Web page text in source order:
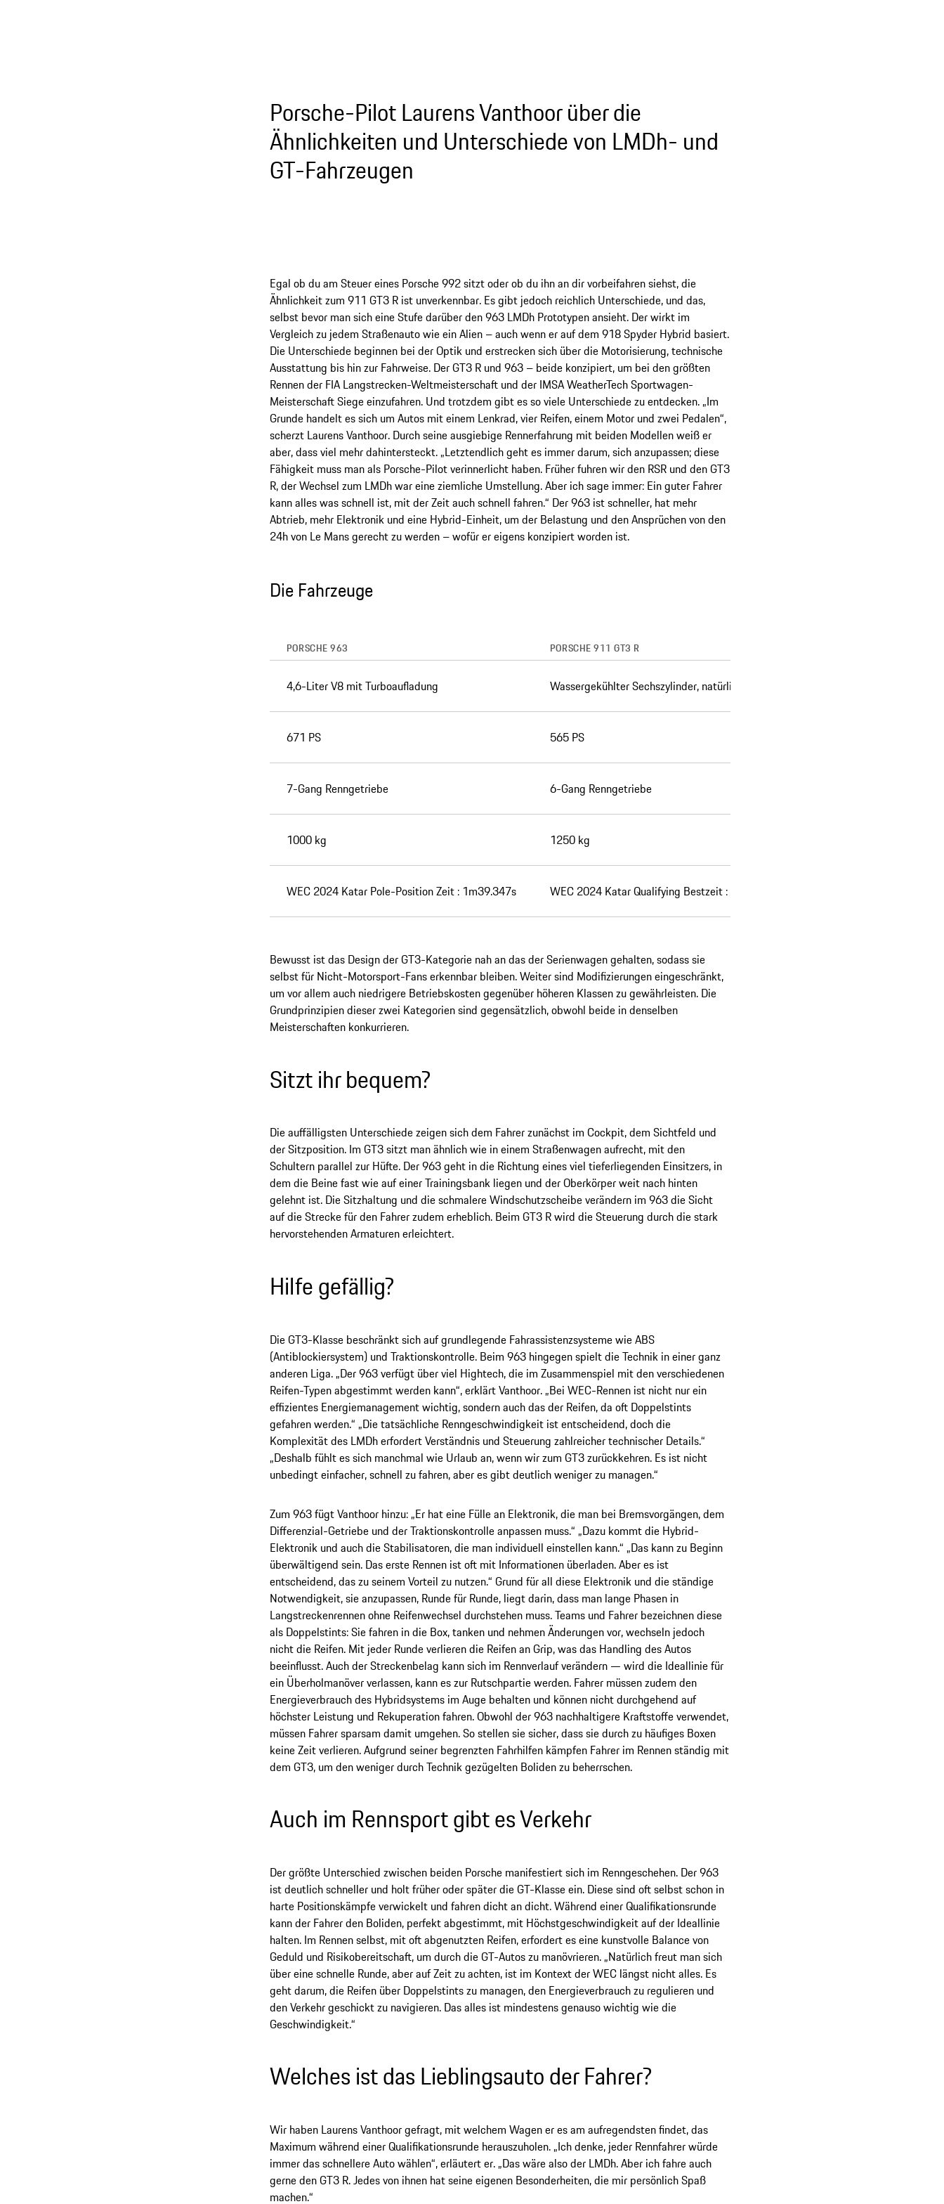
Porsche-Pilot Laurens Vanthoor über die
Ähnlichkeiten und Unterschiede von LMDh- und
GT-Fahrzeugen
Egal ob du am Steuer eines Porsche 992 sitzt oder ob du ihn an dir vorbeifahren siehst, die
Ähnlichkeit zum 911 GT3 R ist unverkennbar. Es gibt jedoch reichlich Unterschiede, und das,
selbst bevor man sich eine Stufe darüber den 963 LMDh Prototypen ansieht. Der wirkt im
Vergleich zu jedem Straßenauto wie ein Alien – auch wenn er auf dem 918 Spyder Hybrid basiert.
Die Unterschiede beginnen bei der Optik und erstrecken sich über die Motorisierung, technische
Ausstattung bis hin zur Fahrweise. Der GT3 R und 963 – beide konzipiert, um bei den größten
Rennen der FIA Langstrecken-Weltmeisterschaft und der IMSA WeatherTech Sportwagen-
Meisterschaft Siege einzufahren. Und trotzdem gibt es so viele Unterschiede zu entdecken. „Im
Grunde handelt es sich um Autos mit einem Lenkrad, vier Reifen, einem Motor und zwei Pedalen“,
scherzt Laurens Vanthoor. Durch seine ausgiebige Rennerfahrung mit beiden Modellen weiß er
aber, dass viel mehr dahintersteckt. „Letztendlich geht es immer darum, sich anzupassen; diese
Fähigkeit muss man als Porsche-Pilot verinnerlicht haben. Früher fuhren wir den RSR und den GT3
R, der Wechsel zum LMDh war eine ziemliche Umstellung. Aber ich sage immer: Ein guter Fahrer
kann alles was schnell ist, mit der Zeit auch schnell fahren.“ Der 963 ist schneller, hat mehr
Abtrieb, mehr Elektronik und eine Hybrid-Einheit, um der Belastung und den Ansprüchen von den
24h von Le Mans gerecht zu werden – wofür er eigens konzipiert worden ist.
Die Fahrzeuge
PORSCHE 963 PORSCHE 911 GT3 R
4,6-Liter V8 mit Turboaufladung Wassergekühlter Sechszylinder, natürlich aspiriert
671 PS 565 PS
7-Gang Renngetriebe 6-Gang Renngetriebe
1000 kg 1250 kg
WEC 2024 Katar Pole-Position Zeit : 1m39.347s WEC 2024 Katar Qualifying Bestzeit : 1m55.611s
Bewusst ist das Design der GT3-Kategorie nah an das der Serienwagen gehalten, sodass sie
selbst für Nicht-Motorsport-Fans erkennbar bleiben. Weiter sind Modifizierungen eingeschränkt,
um vor allem auch niedrigere Betriebskosten gegenüber höheren Klassen zu gewährleisten. Die
Grundprinzipien dieser zwei Kategorien sind gegensätzlich, obwohl beide in denselben
Meisterschaften konkurrieren.
Sitzt ihr bequem?
Die auffälligsten Unterschiede zeigen sich dem Fahrer zunächst im Cockpit, dem Sichtfeld und
der Sitzposition. Im GT3 sitzt man ähnlich wie in einem Straßenwagen aufrecht, mit den
Schultern parallel zur Hüfte. Der 963 geht in die Richtung eines viel tieferliegenden Einsitzers, in
dem die Beine fast wie auf einer Trainingsbank liegen und der Oberkörper weit nach hinten
gelehnt ist. Die Sitzhaltung und die schmalere Windschutzscheibe verändern im 963 die Sicht
auf die Strecke für den Fahrer zudem erheblich. Beim GT3 R wird die Steuerung durch die stark
hervorstehenden Armaturen erleichtert.
Hilfe gefällig?
Die GT3-Klasse beschränkt sich auf grundlegende Fahrassistenzsysteme wie ABS
(Antiblockiersystem) und Traktionskontrolle. Beim 963 hingegen spielt die Technik in einer ganz
anderen Liga. „Der 963 verfügt über viel Hightech, die im Zusammenspiel mit den verschiedenen
Reifen-Typen abgestimmt werden kann“, erklärt Vanthoor. „Bei WEC-Rennen ist nicht nur ein
effizientes Energiemanagement wichtig, sondern auch das der Reifen, da oft Doppelstints
gefahren werden.“ „Die tatsächliche Renngeschwindigkeit ist entscheidend, doch die
Komplexität des LMDh erfordert Verständnis und Steuerung zahlreicher technischer Details.“
„Deshalb fühlt es sich manchmal wie Urlaub an, wenn wir zum GT3 zurückkehren. Es ist nicht
unbedingt einfacher, schnell zu fahren, aber es gibt deutlich weniger zu managen.“
Zum 963 fügt Vanthoor hinzu: „Er hat eine Fülle an Elektronik, die man bei Bremsvorgängen, dem
Differenzial-Getriebe und der Traktionskontrolle anpassen muss.“ „Dazu kommt die Hybrid-
Elektronik und auch die Stabilisatoren, die man individuell einstellen kann.“ „Das kann zu Beginn
überwältigend sein. Das erste Rennen ist oft mit Informationen überladen. Aber es ist
entscheidend, das zu seinem Vorteil zu nutzen.“ Grund für all diese Elektronik und die ständige
Notwendigkeit, sie anzupassen, Runde für Runde, liegt darin, dass man lange Phasen in
Langstreckenrennen ohne Reifenwechsel durchstehen muss. Teams und Fahrer bezeichnen diese
als Doppelstints: Sie fahren in die Box, tanken und nehmen Änderungen vor, wechseln jedoch
nicht die Reifen. Mit jeder Runde verlieren die Reifen an Grip, was das Handling des Autos
beeinflusst. Auch der Streckenbelag kann sich im Rennverlauf verändern — wird die Ideallinie für
ein Überholmanöver verlassen, kann es zur Rutschpartie werden. Fahrer müssen zudem den
Energieverbrauch des Hybridsystems im Auge behalten und können nicht durchgehend auf
höchster Leistung und Rekuperation fahren. Obwohl der 963 nachhaltigere Kraftstoffe verwendet,
müssen Fahrer sparsam damit umgehen. So stellen sie sicher, dass sie durch zu häufiges Boxen
keine Zeit verlieren. Aufgrund seiner begrenzten Fahrhilfen kämpfen Fahrer im Rennen ständig mit
dem GT3, um den weniger durch Technik gezügelten Boliden zu beherrschen.
Auch im Rennsport gibt es Verkehr
Der größte Unterschied zwischen beiden Porsche manifestiert sich im Renngeschehen. Der 963
ist deutlich schneller und holt früher oder später die GT-Klasse ein. Diese sind oft selbst schon in
harte Positionskämpfe verwickelt und fahren dicht an dicht. Während einer Qualifikationsrunde
kann der Fahrer den Boliden, perfekt abgestimmt, mit Höchstgeschwindigkeit auf der Ideallinie
halten. Im Rennen selbst, mit oft abgenutzten Reifen, erfordert es eine kunstvolle Balance von
Geduld und Risikobereitschaft, um durch die GT-Autos zu manövrieren. „Natürlich freut man sich
über eine schnelle Runde, aber auf Zeit zu achten, ist im Kontext der WEC längst nicht alles. Es
geht darum, die Reifen über Doppelstints zu managen, den Energieverbrauch zu regulieren und
den Verkehr geschickt zu navigieren. Das alles ist mindestens genauso wichtig wie die
Geschwindigkeit.“
Welches ist das Lieblingsauto der Fahrer?
Wir haben Laurens Vanthoor gefragt, mit welchem Wagen er es am aufregendsten findet, das
Maximum während einer Qualifikationsrunde herauszuholen. „Ich denke, jeder Rennfahrer würde
immer das schnellere Auto wählen“, erläutert er. „Das wäre also der LMDh. Aber ich fahre auch
gerne den GT3 R. Jedes von ihnen hat seine eigenen Besonderheiten, die mir persönlich Spaß
machen.“